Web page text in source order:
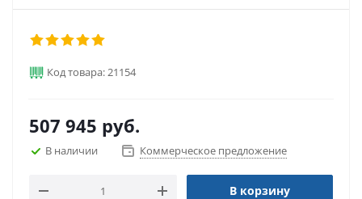
Код товара: 21154
507 945 руб.
В наличии Коммерческое предложение
В корзину